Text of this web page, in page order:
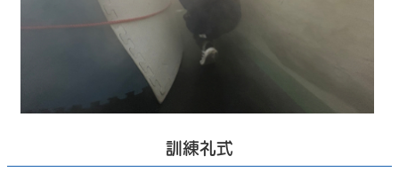
訓練礼式